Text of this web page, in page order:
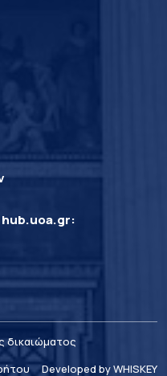
hub.uoa.gr:
δικαιώματος
Developed by WHISKEY